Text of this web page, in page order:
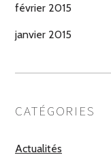
février 2015
janvier 2015
CATÉGORIES
Actualités